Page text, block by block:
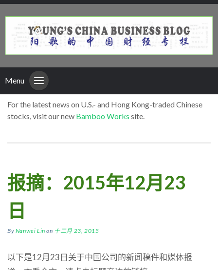
Menu
For the latest news on U.S.- and Hong Kong-traded Chinese
stocks, visit our new Bamboo Works site.
报摘：2015年12月23
日
By Nanwei Lin on 十二月 23, 2015
以下是12月23日关于中国公司的新闻稿件和媒体报